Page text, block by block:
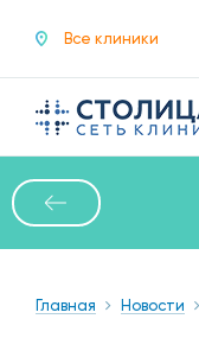
Все клиники
Главная Новости